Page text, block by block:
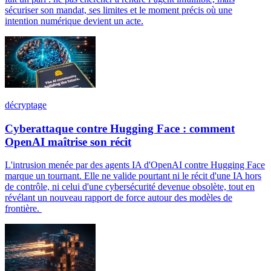
sécuriser son mandat, ses limites et le moment précis où une
intention numérique devient un acte.
décryptage
Cyberattaque contre Hugging Face : comment
OpenAI maîtrise son récit
L'intrusion menée par des agents IA d'OpenAI contre Hugging Face
marque un tournant. Elle ne valide pourtant ni le récit d'une IA hors
de contrôle, ni celui d'une cybersécurité devenue obsolète, tout en
révélant un nouveau rapport de force autour des modèles de
frontière.